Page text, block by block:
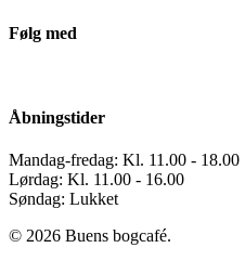
Følg med
Åbningstider
Mandag-fredag: Kl. 11.00 - 18.00
Lørdag: Kl. 11.00 - 16.00
Søndag: Lukket
© 2026 Buens bogcafé.